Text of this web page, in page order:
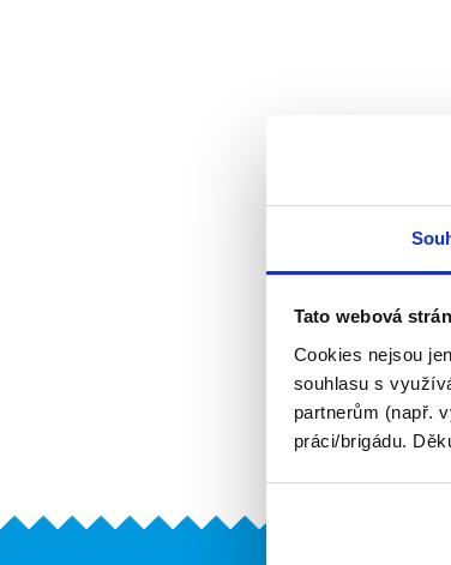
Tato webová
Cookies nejsou
souhlasu s
partnerům (např.
práci/brigádu.